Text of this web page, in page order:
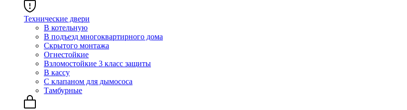
Технические двери
В котельную
В подъезд многоквартирного дома
Скрытого монтажа
Огнестойкие
Взломостойкие 3 класс защиты
В кассу
С клапаном для дымососа
Тамбурные